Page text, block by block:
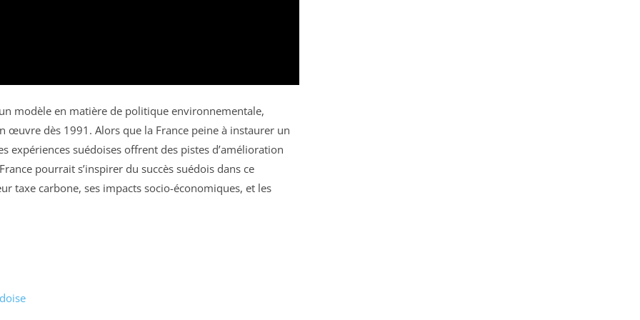
modèle en matière de politique environnementale,
œuvre dès 1991. Alors que la France peine à instaurer un
expériences suédoises offrent des pistes d’amélioration
pourrait s’inspirer du succès suédois dans ce
taxe carbone, ses impacts socio-économiques, et les